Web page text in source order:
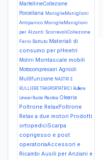
MartellineCollezione
Porcellana ManiglieManiglioni
Antipanico ManiglieManiglioni
per Alzanti ScorrevoliCollezione
Ferro Battuto Materiali di
consumo per pHmetri
Molini Montascale mobili
Motocompressori Agricoli
Multifunzione NASTRI E
RULLIERE TRASPORTATRICI Rulliere
Lineari Ruote Plastica Olearia
Poltrone RelaxPoltrone
Relax a due motori Prodotti
ortopediciScarpa
coprigesso e post
operatoriaAccessori e
Ricambi Ausili per Anziani e